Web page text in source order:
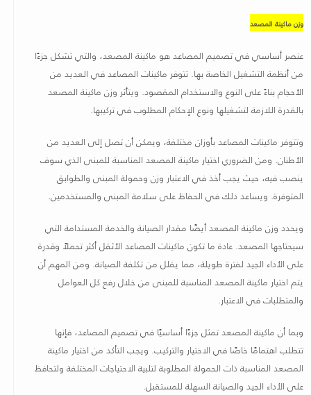
وزن ماكينة المصعد
عنصر أساسي في تصميم المصاعد هو ماكينة المصعد، والتي تشكل جزءًا
من أنظمة التشغيل الخاصة بها. تتوفر ماكينات المصاعد في العديد من
الأحجام بناءً على النوع والاستخدام المقصود. ويتأثر وزن ماكينة المصعد
بالقدرة اللازمة لتشغيلها ونوع الإحكام المطلوب في تركيبها.
وتتوفر ماكينات المصاعد بأوزان مختلفة، ويمكن أن تصل إلى العديد من
الأطنان. ومن الضروري اختيار ماكينة المصعد المناسبة للمبنى الذي سوف
ينصب فيه، حيث يجب أخذ في الاعتبار وزن وحمولة المبنى والطوابق
المتوفرة. ويساعد ذلك في الحفاظ على سلامة المبنى والمستخدمين.
ويحدد وزن ماكينة المصعد أيضًا مقدار الصيانة والخدمة المستدامة التي
سيحتاجها المصعد. عادة ما تكون ماكينات المصاعد الأثقل أكثر تحملاً وقدرة
على الأداء الجيد لفترة طويلة، مما يقلل من تكلفة الصيانة. ومن المهم أن
يتم اختيار ماكينة المصعد المناسبة للمبنى من خلال رفع كل العوامل
والمتطلبات في الاعتبار.
وبما أن ماكينة المصعد تمثل جزءًا أساسيًا في تصميم المصاعد، فإنها
تتطلب اهتمامًا خاصًا في الاختيار والتركيب. ويجب التأكد من اختيار ماكينة
المصعد المناسبة ذات الحمولة المطلوبة لتلبية الاحتياجات المختلفة ولتحافظ
على الأداء الجيد والصيانة السهلة للمستقبل.